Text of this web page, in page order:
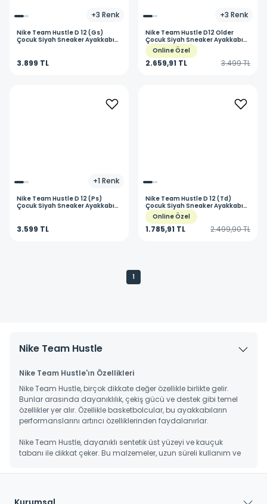
+3 Renk
Nike Team Hustle D 12 (Gs)
Çocuk Siyah Sneaker Ayakkabı
3.899 TL
+3 Renk
Nike Team Hustle D12 Older
Çocuk Siyah Sneaker Ayakkabı
HF6279-001
Online Özel
2.659,91 TL 3.499 TL
+1 Renk
Nike Team Hustle D 12 (Ps)
Çocuk Siyah Sneaker Ayakkabı
3.599 TL
Nike Team Hustle D 12 (Td)
Çocuk Siyah Sneaker Ayakkabı
HF6281-002
Online Özel
1.785,91 TL 2.499,90 TL
1
Nike Team Hustle
Nike Team Hustle'ın Özellikleri
Nike Team Hustle, birçok dikkate değer özellikle birlikte gelir.
Bunlar arasında dayanıklılık, çekiş gücü ve destek gibi temel
özellikler yer alır. Özellikle basketbolcular, bu ayakkabıların
performanslarını artırıcı özelliklerinden faydalanırlar.
Nike Team Hustle, dayanıklı sentetik üst yüzeyi ve kauçuk
tabanı ile dikkat çeker. Bu malzemeler, uzun süreli kullanım ve
çevresinde ek destek sunar.